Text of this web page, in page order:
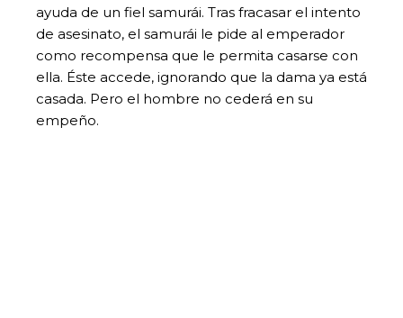
ayuda de un fiel samurái. Tras fracasar el intento
de asesinato, el samurái le pide al emperador
como recompensa que le permita casarse con
ella. Éste accede, ignorando que la dama ya está
casada. Pero el hombre no cederá en su
empeño.